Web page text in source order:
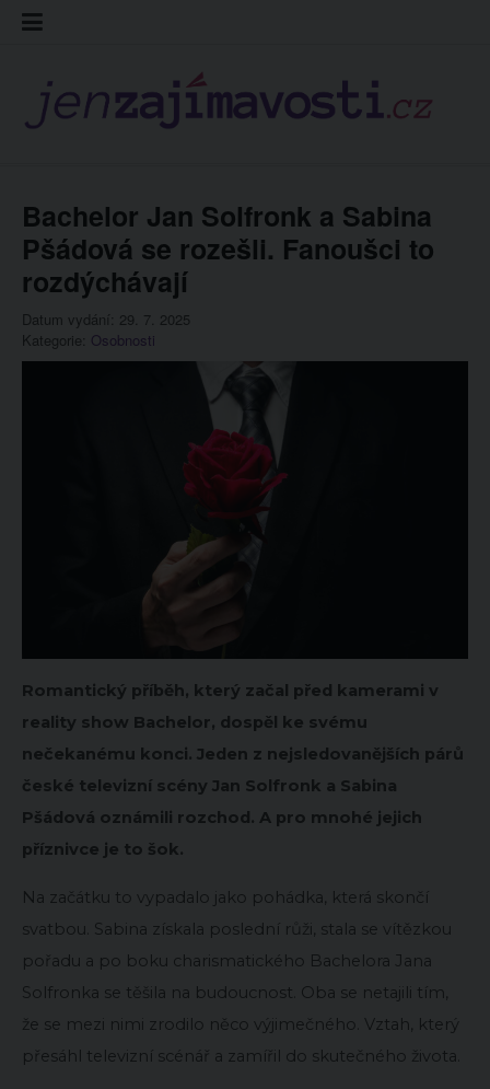
Skip
Bachelor Jan Solfronk a Sabina
Pšádová se rozešli. Fanoušci to
rozdýchávají
Datum vydání: 29. 7. 2025
Kategorie: Osobnosti
Romantický příběh, který začal před kamerami v
reality show Bachelor, dospěl ke svému
nečekanému konci. Jeden z nejsledovanějších párů
české televizní scény Jan Solfronk a Sabina
Pšádová oznámili rozchod. A pro mnohé jejich
příznivce je to šok.
Na začátku to vypadalo jako pohádka, která skončí
svatbou. Sabina získala poslední růži, stala se vítězkou
pořadu a po boku charismatického Bachelora Jana
Solfronka se těšila na budoucnost. Oba se netajili tím,
že se mezi nimi zrodilo něco výjimečného. Vztah, který
přesáhl televizní scénář a zamířil do skutečného života.